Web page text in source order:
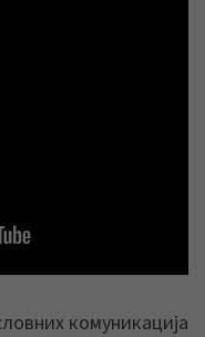
комуникација